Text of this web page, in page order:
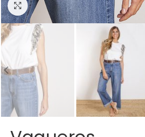
Click para agrandar